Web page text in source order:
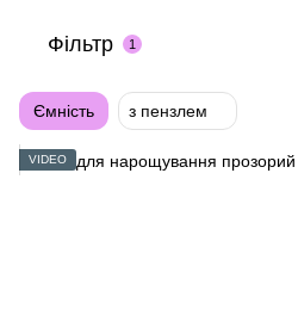
Фільтр 1
Ємність з пензлем
VIDEO